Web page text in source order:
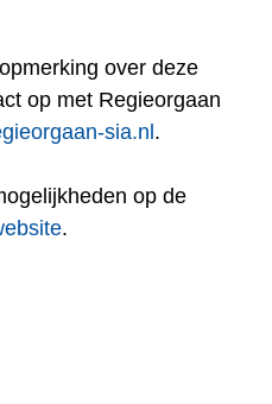
over deze
op met Regieorgaan
sia.nl .
op de
.